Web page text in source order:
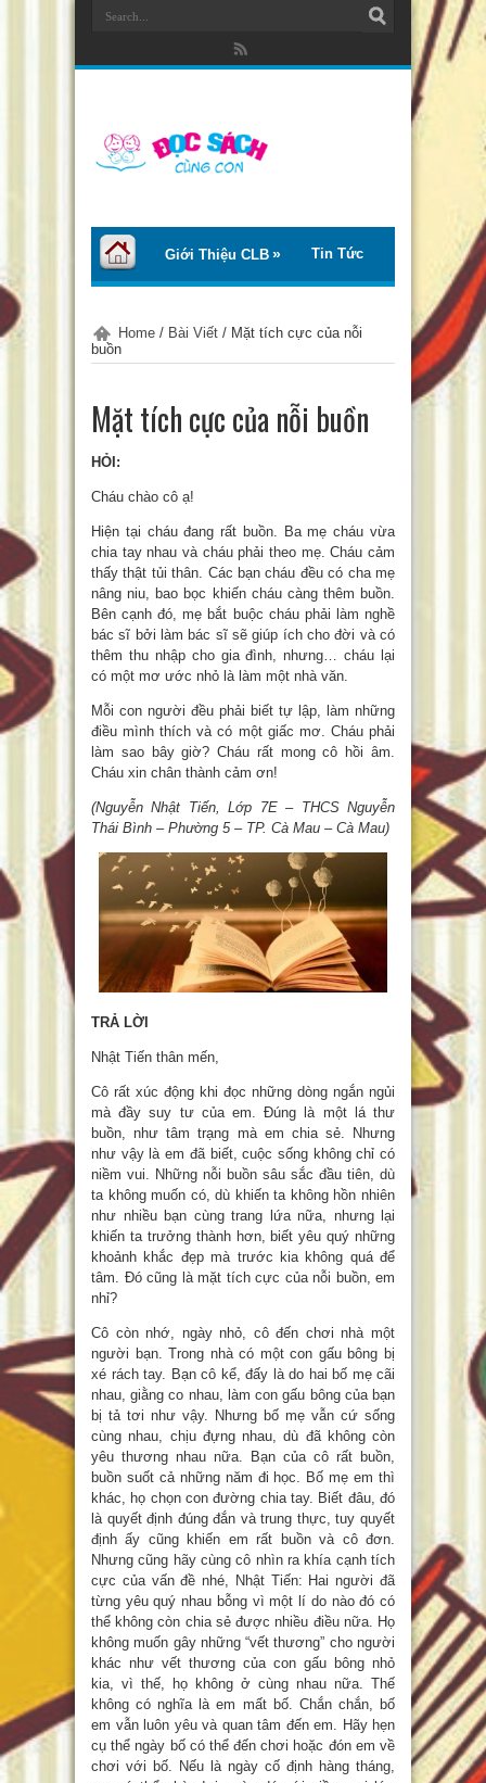
Giới Thiệu CLB Tin Tức
Tư Vấn – Chia Sẻ Thơ – Truyện
Chào Tiếng Việt
Trại Hè Thanh Thiếu Nhi EcoCamp
Home / Bài Viết / Mặt tích cực của nỗi
buồn
Mặt tích cực của nỗi buồn
HỎI:
Cháu chào cô ạ!
Hiện tại cháu đang rất buồn. Ba mẹ cháu vừa
chia tay nhau và cháu phải theo mẹ. Cháu cảm
thấy thật tủi thân. Các bạn cháu đều có cha mẹ
nâng niu, bao bọc khiến cháu càng thêm buồn.
Bên cạnh đó, mẹ bắt buộc cháu phải làm nghề
bác sĩ bởi làm bác sĩ sẽ giúp ích cho đời và có
thêm thu nhập cho gia đình, nhưng… cháu lại
có một mơ ước nhỏ là làm một nhà văn.
Mỗi con người đều phải biết tự lập, làm những
điều mình thích và có một giấc mơ. Cháu phải
làm sao bây giờ? Cháu rất mong cô hồi âm.
Cháu xin chân thành cảm ơn!
(Nguyễn Nhật Tiến, Lớp 7E – THCS Nguyễn
Thái Bình – Phường 5 – TP. Cà Mau – Cà Mau)
TRẢ LỜI
Nhật Tiến thân mến,
Cô rất xúc động khi đọc những dòng ngắn ngủi
mà đầy suy tư của em. Đúng là một lá thư
buồn, như tâm trạng mà em chia sẻ. Nhưng
như vậy là em đã biết, cuộc sống không chỉ có
niềm vui. Những nỗi buồn sâu sắc đầu tiên, dù
ta không muốn có, dù khiến ta không hồn nhiên
như nhiều bạn cùng trang lứa nữa, nhưng lại
khiến ta trưởng thành hơn, biết yêu quý những
khoảnh khắc đẹp mà trước kia không quá để
tâm. Đó cũng là mặt tích cực của nỗi buồn, em
nhỉ?
Cô còn nhớ, ngày nhỏ, cô đến chơi nhà một
người bạn. Trong nhà có một con gấu bông bị
xé rách tay. Bạn cô kể, đấy là do hai bố mẹ cãi
nhau, giằng co nhau, làm con gấu bông của bạn
bị tả tơi như vậy. Nhưng bố mẹ vẫn cứ sống
cùng nhau, chịu đựng nhau, dù đã không còn
yêu thương nhau nữa. Bạn của cô rất buồn,
buồn suốt cả những năm đi học. Bố mẹ em thì
khác, họ chọn con đường chia tay. Biết đâu, đó
là quyết định đúng đắn và trung thực, tuy quyết
định ấy cũng khiến em rất buồn và cô đơn.
Nhưng cũng hãy cùng cô nhìn ra khía cạnh tích
cực của vấn đề nhé, Nhật Tiến: Hai người đã
từng yêu quý nhau bỗng vì một lí do nào đó có
thể không còn chia sẻ được nhiều điều nữa. Họ
không muốn gây những “vết thương” cho người
khác như vết thương của con gấu bông nhỏ
kia, vì thế, họ không ở cùng nhau nữa. Thế
không có nghĩa là em mất bố. Chắn chắn, bố
em vẫn luôn yêu và quan tâm đến em. Hãy hẹn
cụ thể ngày bố có thể đến chơi hoặc đón em về
chơi với bố. Nếu là ngày cố định hàng tháng,